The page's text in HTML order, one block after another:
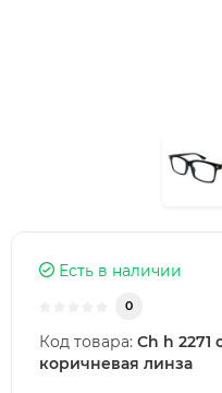
Есть в наличии
0
Код товара: Ch h 2271
коричневая линза